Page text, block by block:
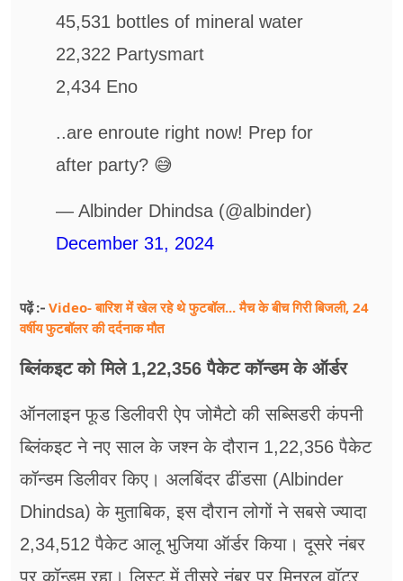
45,531 bottles of mineral water
22,322 Partysmart
2,434 Eno
..are enroute right now! Prep for
after party? 😅
— Albinder Dhindsa (@albinder)
December 31, 2024
पढ़ें :- Video- बारिश में खेल रहे थे फुटबॉल... मैच के बीच गिरी बिजली, 24
वर्षीय फुटबॉलर की दर्दनाक मौत
ब्लिंकइट को मिले 1,22,356 पैकेट कॉन्डम के ऑर्डर
ऑनलाइन फूड डिलीवरी ऐप जोमैटो की सब्सिडरी कंपनी
ब्लिंकइट ने नए साल के जश्न के दौरान 1,22,356 पैकेट
कॉन्डम डिलीवर किए। अलबिंदर ढींडसा (Albinder
Dhindsa) के मुताबिक, इस दौरान लोगों ने सबसे ज्यादा
2,34,512 पैकेट आलू भुजिया ऑर्डर किया। दूसरे नंबर
पर कॉन्डम रहा। लिस्ट में तीसरे नंबर पर मिनरल वॉटर